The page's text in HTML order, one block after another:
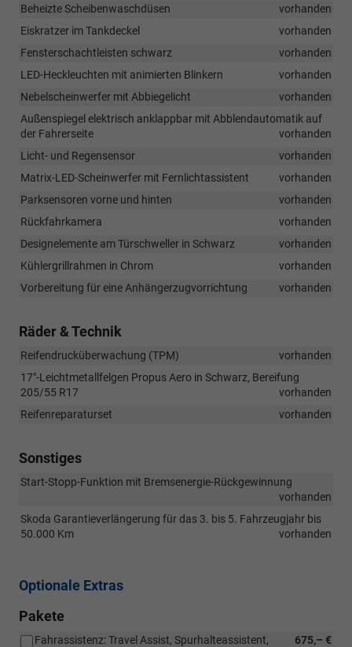
Beheizte Scheibenwaschdüsen
vorhanden
Eiskratzer im Tankdeckel
vorhanden
Fensterschachtleisten schwarz
vorhanden
LED-Heckleuchten mit animierten Blinkern
vorhanden
Nebelscheinwerfer mit Abbiegelicht
vorhanden
Außenspiegel elektrisch anklappbar mit Abblendautomatik auf
der Fahrerseite
vorhanden
Licht- und Regensensor
vorhanden
Matrix-LED-Scheinwerfer mit Fernlichtassistent
vorhanden
Parksensoren vorne und hinten
vorhanden
Rückfahrkamera
vorhanden
Designelemente am Türschweller in Schwarz
vorhanden
Kühlergrillrahmen in Chrom
vorhanden
Vorbereitung für eine Anhängerzugvorrichtung
vorhanden
Räder & Technik
Reifendrucküberwachung (TPM)
vorhanden
17"-Leichtmetallfelgen Propus Aero in Schwarz, Bereifung
205/55 R17
vorhanden
Reifenreparaturset
vorhanden
Sonstiges
Start-Stopp-Funktion mit Bremsenergie-Rückgewinnung
vorhanden
Skoda Garantieverlängerung für das 3. bis 5. Fahrzeugjahr bis
50.000 Km
vorhanden
Optionale Extras
Pakete
675,– €
Fahrassistenz: Travel Assist, Spurhalteassistent,